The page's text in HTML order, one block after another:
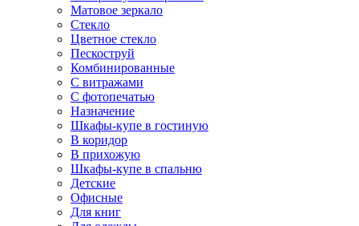
Матовое зеркало
Стекло
Цветное стекло
Пескоструй
Комбинированные
С витражами
С фотопечатью
Назначение
Шкафы-купе в гостиную
В коридор
В прихожую
Шкафы-купе в спальню
Детские
Офисные
Для книг